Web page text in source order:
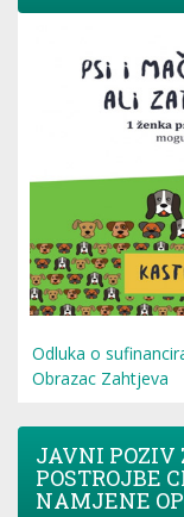
Odluka o
Obrazac Zahtjeva
JAVNI POZIV
POSTROJBE
NAMJENE